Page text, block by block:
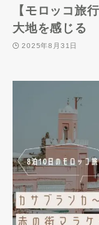
【モロッコ旅
大地を感じる
2025年8月31日